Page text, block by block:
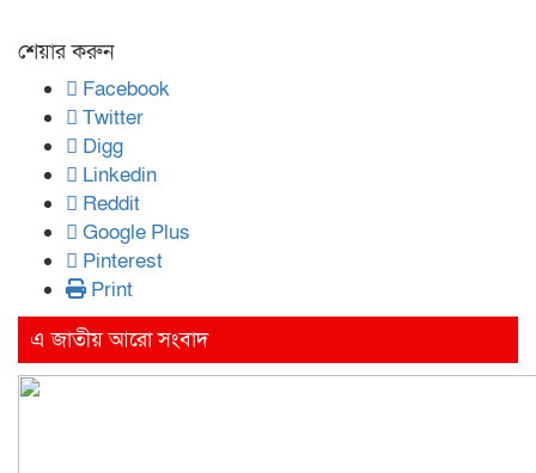
শেয়ার করুন
Facebook
Twitter
Digg
Linkedin
Reddit
Google Plus
Pinterest
Print
এ জাতীয় আরো সংবাদ